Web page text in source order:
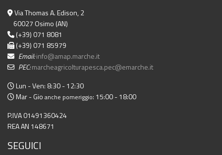
Via Thomas A. Edison, 2
60027 Osimo (AN)
(+39) 071 8081
(+39) 071 85979
Email:info@amap.marche.it
PEC:marcheagricolturapesca.pec@emarche.it
Lun - Ven: 8:30 - 12:30
Mar - Gio anche pomeriggio: 15:00 - 18:00
P.IVA 01491360424
REA AN 148671
SEGUICI